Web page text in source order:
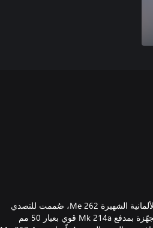
تُعد Me 262 A-1/U4 نسخة معدلة خاصة من النفاثة الحربية الألمانية الشهيرة Me 262، صُممت للتصدي
لطائرات قصف الحلفاء خلال الحرب العالمية الثانية. الطائرة مجهّزة بمدفع Mk 214a قوي بعيار 50 مم